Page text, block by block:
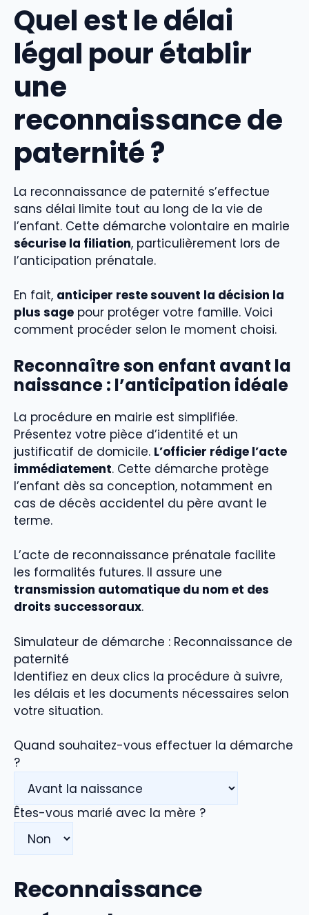
Quel est le délai
légal pour établir
une
reconnaissance de
paternité ?
La reconnaissance de paternité s’effectue
sans délai limite tout au long de la vie de
l’enfant. Cette démarche volontaire en mairie
sécurise la filiation, particulièrement lors de
l’anticipation prénatale.
En fait, anticiper reste souvent la décision la
plus sage pour protéger votre famille. Voici
comment procéder selon le moment choisi.
Reconnaître son enfant avant la
naissance : l’anticipation idéale
La procédure en mairie est simplifiée.
Présentez votre pièce d’identité et un
justificatif de domicile. L’officier rédige l’acte
immédiatement. Cette démarche protège
l’enfant dès sa conception, notamment en
cas de décès accidentel du père avant le
terme.
L’acte de reconnaissance prénatale facilite
les formalités futures. Il assure une
transmission automatique du nom et des
droits successoraux.
Simulateur de démarche : Reconnaissance de
paternité
Identifiez en deux clics la procédure à suivre,
les délais et les documents nécessaires selon
votre situation.
Quand souhaitez-vous effectuer la démarche
?
Êtes-vous marié avec la mère ?
Reconnaissance